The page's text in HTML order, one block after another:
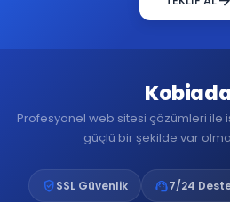
Profesyonel web sitesi çözümleri ile
güçlü bir şekilde var
verified_userSSL Güvenlik support_agent7/24